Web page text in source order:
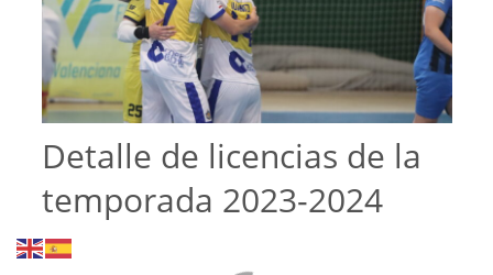
Detalle de licencias de la
temporada 2023-2024